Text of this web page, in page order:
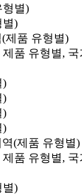
형별)
별)
제품 유형별)
품 유형별, 국
)
)
)
)
(제품 유형별)
품 유형별, 국
별)